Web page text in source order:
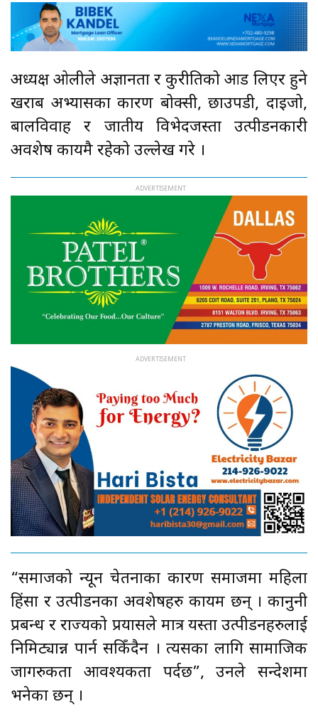
अध्यक्ष ओलीले अज्ञानता र कुरीतिको आड लिएर हुने
खराब अभ्यासका कारण बोक्सी, छाउपडी, दाइजो,
बालविवाह र जातीय विभेदजस्ता उत्पीडनकारी
अवशेष कायमै रहेको उल्लेख गरे ।
“समाजको न्यून चेतनाका कारण समाजमा महिला
हिंसा र उत्पीडनका अवशेषहरु कायम छन् । कानुनी
प्रबन्ध र राज्यको प्रयासले मात्र यस्ता उत्पीडनहरुलाई
निमिट्यान्न पार्न सकिँदैन । त्यसका लागि सामाजिक
जागरुकता आवश्यकता पर्दछ”, उनले सन्देशमा
भनेका छन् ।